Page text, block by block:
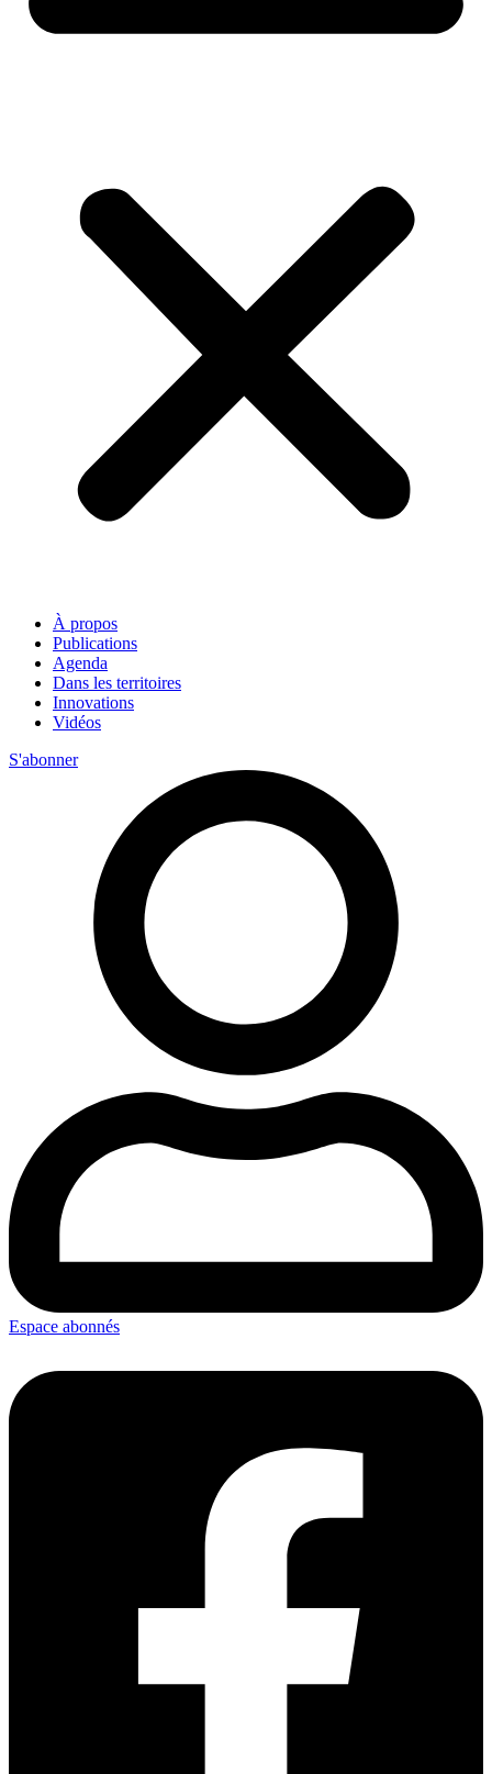
À propos
Publications
Agenda
Dans les territoires
Innovations
Vidéos
S'abonner
Espace abonnés